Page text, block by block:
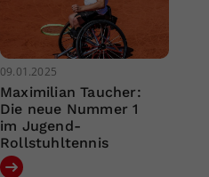
09.01.2025
Maximilian Taucher:
Die neue Nummer 1
im Jugend-
Rollstuhltennis